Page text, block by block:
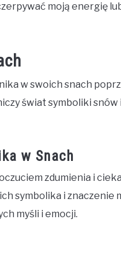
moją energię
w swoich snach
świat symboliki snów
w Snach
zdumienia i
symbolika i znaczenie
myśli i emocji.